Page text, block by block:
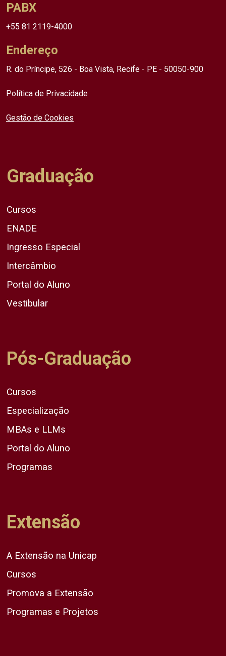
PABX
+55 81 2119-4000
Endereço
R. do Príncipe, 526 - Boa Vista, Recife - PE - 50050-900
Política de Privacidade
Gestão de Cookies
Graduação
Cursos
ENADE
Ingresso Especial
Intercâmbio
Portal do Aluno
Vestibular
Pós-Graduação
Cursos
Especialização
MBAs e LLMs
Portal do Aluno
Programas
Extensão
A Extensão na Unicap
Cursos
Promova a Extensão
Programas e Projetos